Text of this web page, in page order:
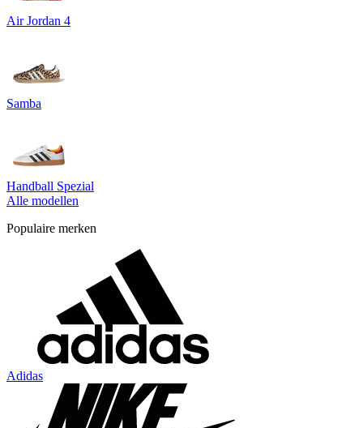
Air Jordan 4
Samba
Handball Spezial
Alle modellen
Populaire merken
Adidas